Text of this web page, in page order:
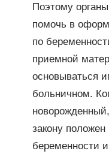
Поэтому
помочь в
по
приемной
основываться
больничном.
закону
беременности